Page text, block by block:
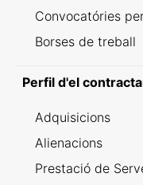
Convocatóries
Borses de treball
Perfil d'el
Adquisicions
Alienacions
Prestació de